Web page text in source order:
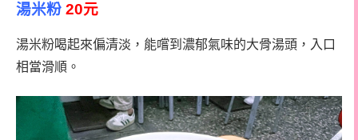
湯米粉 20元
湯米粉喝起來偏清淡，能嚐到濃郁氣味的大骨湯頭，入口
相當滑順。